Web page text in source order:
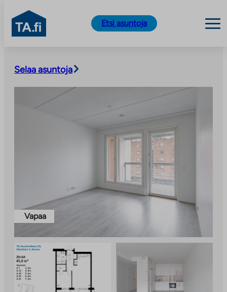
sisältöön
TA.fi
Etsi asuntoja
Selaa asuntoja
Vapaa